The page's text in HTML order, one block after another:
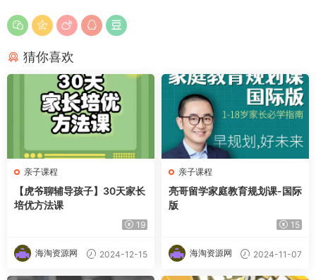
猜你喜欢
亲子课程
【虎爷聊辅导孩子】30天家长
培优方法课
19
海淘资源网 2024-12-15
亲子课程
亮哥留学家庭教育规划课-国际
版
15
海淘资源网 2024-11-07